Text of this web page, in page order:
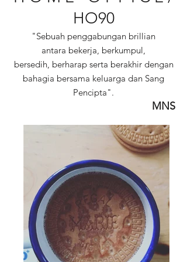
HO90
"Sebuah penggabungan brillian
antara bekerja, berkumpul,
bersedih, berharap serta berakhir dengan
bahagia bersama keluarga dan Sang
Pencipta".
MNS